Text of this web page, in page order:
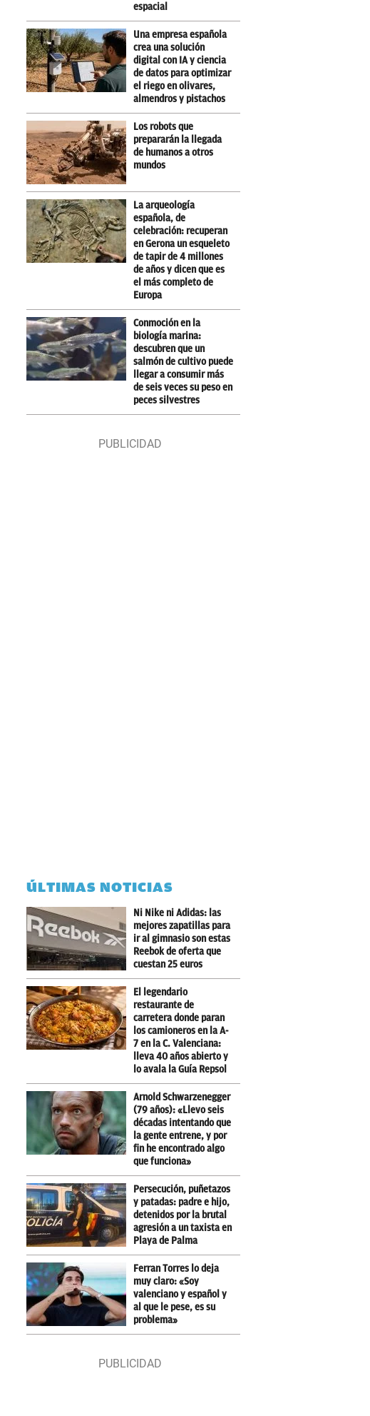
espacial
Una empresa española
crea una solución
digital con IA y ciencia
de datos para optimizar
el riego en olivares,
almendros y pistachos
Los robots que
prepararán la llegada
de humanos a otros
mundos
La arqueología
española, de
celebración: recuperan
en Gerona un esqueleto
de tapir de 4 millones
de años y dicen que es
el más completo de
Europa
Conmoción en la
biología marina:
descubren que un
salmón de cultivo puede
llegar a consumir más
de seis veces su peso en
peces silvestres
ÚLTIMAS NOTICIAS
Ni Nike ni Adidas: las
mejores zapatillas para
ir al gimnasio son estas
Reebok de oferta que
cuestan 25 euros
El legendario
restaurante de
carretera donde paran
los camioneros en la A-
7 en la C. Valenciana:
lleva 40 años abierto y
lo avala la Guía Repsol
Arnold Schwarzenegger
(79 años): «Llevo seis
décadas intentando que
la gente entrene, y por
fin he encontrado algo
que funciona»
Persecución, puñetazos
y patadas: padre e hijo,
detenidos por la brutal
agresión a un taxista en
Playa de Palma
Ferran Torres lo deja
muy claro: «Soy
valenciano y español y
al que le pese, es su
problema»